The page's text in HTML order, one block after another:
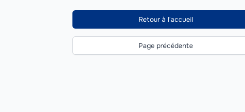
Retour à l'accueil
Page précédente